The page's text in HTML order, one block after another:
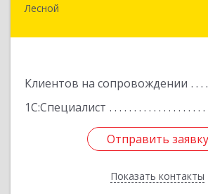
Лесной
Клиентов на сопровождении
1С:Специалист
Отправить заявку
Показать контакты
624200, Свердловская обл,
Отправить заявку
Назад